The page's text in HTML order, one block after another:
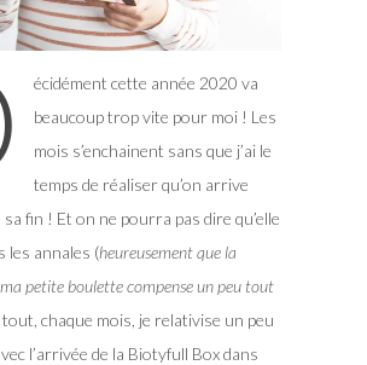
écidément cette année 2020 va
beaucoup trop vite pour moi ! Les
mois s’enchainent sans que j’ai le
temps de réaliser qu’on arrive
fin ! Et on ne pourra pas dire qu’elle
les annales (heureusement que la
petite boulette compense un peu tout
chaque mois, je relativise un peu
l’arrivée de la Biotyfull Box dans